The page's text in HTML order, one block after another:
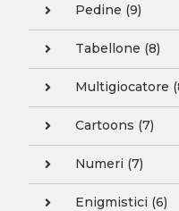
Pedine (9)
Tabellone (8)
Multigiocatore
Cartoons (7)
Numeri (7)
Enigmistici (6)